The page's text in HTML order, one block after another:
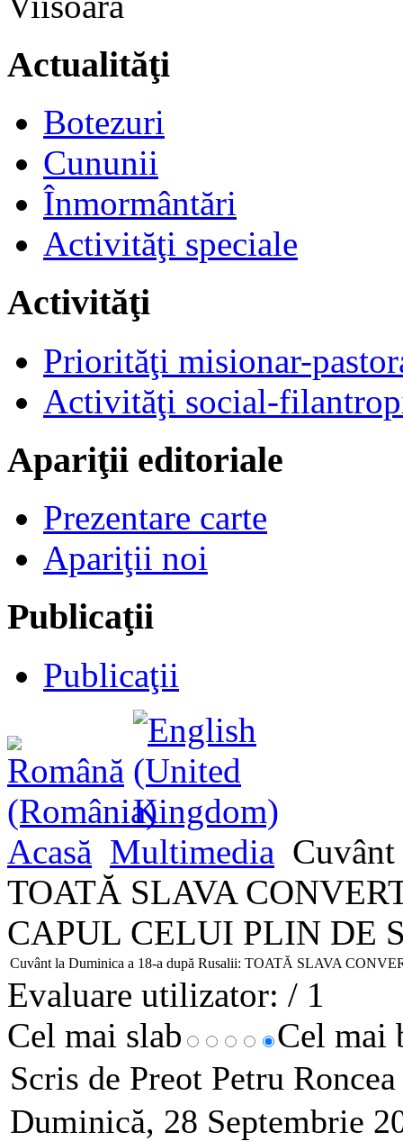
Actualităţi
Botezuri
Cununii
Înmormântări
Activităţi speciale
Activităţi
Priorităţi misionar-
Activităţi social-
Apariţii editoriale
Prezentare carte
Apariţii noi
Publicaţii
Publicaţii
Acasă Multimedia
TOATĂ SLAVA
CAPUL CELUI PLIN DE
Cuvânt la Duminica a 18-a după Rusalii: TOATĂ SLAVA
Evaluare utilizator: / 1
Cel mai slab
Cel mai
Scris de Preot Petru
Duminică, 28 Septembrie